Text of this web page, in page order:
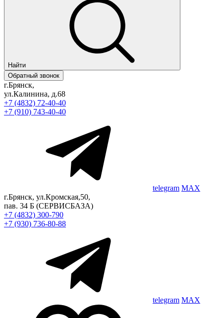
Найти
Обратный звонок
г.Брянск,
ул.Калинина, д.68
+7 (4832) 72-40-40
+7 (910) 743-40-40
telegram MAX
г.Брянск, ул.Кромская,50,
пав. 34 Б (СЕРВИСБАЗА)
+7 (4832) 300-790
+7 (930) 736-80-88
telegram MAX